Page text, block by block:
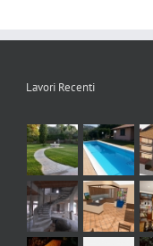
Lavori Recenti